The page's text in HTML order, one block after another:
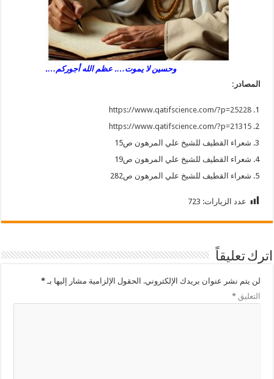
وحسين لا يموت…. عظم الله أجوركم….
المصادر:
https://www.qatifscience.com/?p=25228
https://www.qatifscience.com/?p=21315
شعراء القطيف للشيخ علي المرهون ص15
شعراء القطيف للشيخ علي المرهون ص19
شعراء القطيف للشيخ علي المرهون ص282
عدد الزيارات: 723
اترك تعليقاً
لن يتم نشر عنوان بريدك الإلكتروني. الحقول الإلزامية مشار إليها بـ*
التعليق*